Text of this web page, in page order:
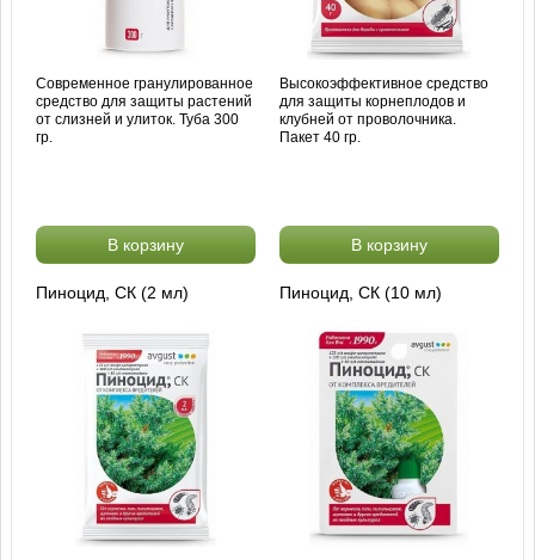
Современное гранулированное
средство для защиты растений
от слизней и улиток. Туба 300
гр.
В корзину
Высокоэффективное средство
для защиты корнеплодов и
клубней от проволочника.
Пакет 40 гр.
В корзину
Пиноцид, СК (2 мл) Пиноцид, СК (10 мл)